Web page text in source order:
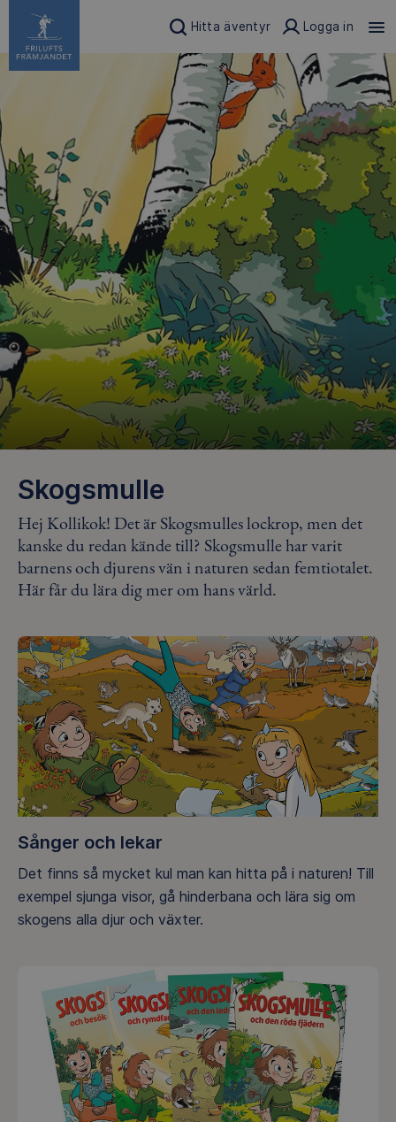
Hitta äventyr Logga in
Skogsmulle
Hej Kollikok! Det är Skogsmulles lockrop, men det
kanske du redan kände till? Skogsmulle har varit
barnens och djurens vän i naturen sedan femtiotalet.
Här får du lära dig mer om hans värld.
Sånger och lekar
Det finns så mycket kul man kan hitta på i naturen! Till
exempel sjunga visor, gå hinderbana och lära sig om
skogens alla djur och växter.